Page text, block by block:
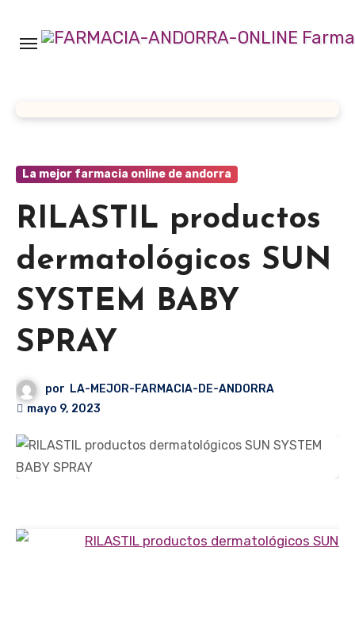
contenido
La mejor farmacia online de andorra
RILASTIL productos
dermatológicos SUN
SYSTEM BABY
SPRAY
por LA-MEJOR-FARMACIA-DE-ANDORRA
mayo 9, 2023